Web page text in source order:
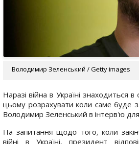
Володимир Зеленський / Getty images
Наразі війна в Україні знаходиться
цьому розрахувати коли саме буде
Володимир Зеленський в інтерв'ю для
На запитання щодо того, коли
війні в Україні, президент